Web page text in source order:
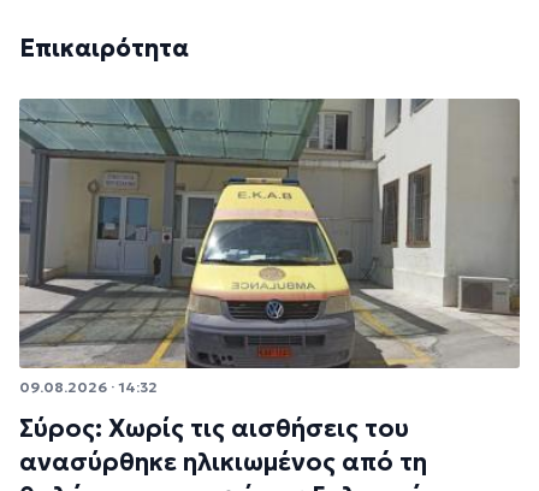
Επικαιρότητα
09.08.2026 · 14:32
Σύρος: Χωρίς τις αισθήσεις του
ανασύρθηκε ηλικιωμένος από τη